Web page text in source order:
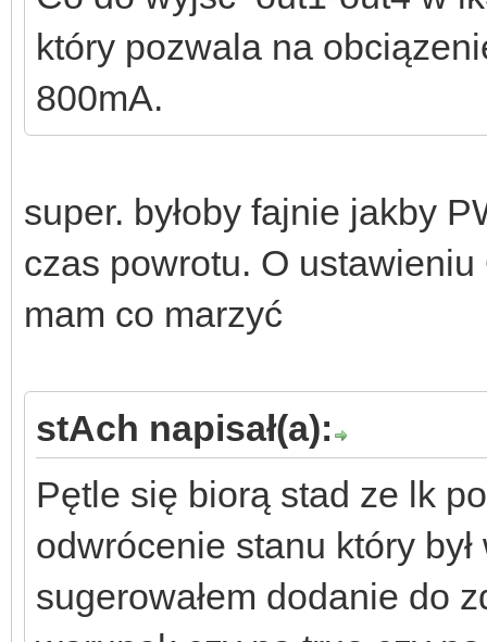
który pozwala na
800mA.
super. byłoby fajnie jakby
czas powrotu. O
mam co marzyć
stAch napisał(a):
Pętle się biorą stad ze lk
odwrócenie stanu który
sugerowałem dodanie do